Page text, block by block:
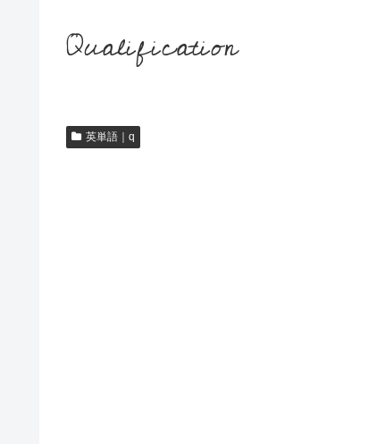
Qualification
英単語｜q